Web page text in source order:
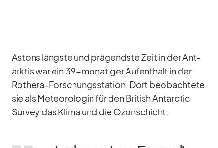
As­tons längste und prä­gendste Zeit in der Ant­
ark­tis war ein 39-mo­na­ti­ger Auf­ent­halt in der
Ro­thera-For­schungs­sta­tion. Dort be­ob­ach­tete
sie als Me­teo­ro­lo­gin für den Bri­tish Ant­ar­c­tic
Sur­vey das Klima und die Ozon­schicht.